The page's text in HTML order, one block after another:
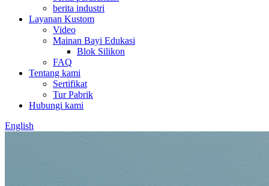
berita industri
Layanan Kustom
Video
Mainan Bayi Edukasi
Blok Silikon
FAQ
Tentang kami
Sertifikat
Tur Pabrik
Hubungi kami
English